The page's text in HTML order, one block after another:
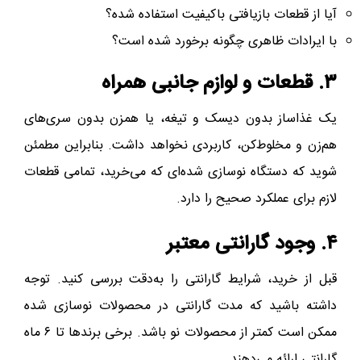
آیا از قطعات بازیافتی باکیفیت استفاده شده؟
با ایرادات ظاهری چگونه برخورد شده است؟
۳. قطعات و لوازم جانبی همراه
یک غذاساز بدون دیسک و تیغه، یا همزن بدون سری‌های
هم‌زن و مخلوط‌کن، کاربردی نخواهد داشت. بنابراین مطمئن
شوید که دستگاه نوسازی شده‌ای که می‌خرید، تمامی قطعات
لازم برای عملکرد صحیح را دارد.
۴. وجود گارانتی معتبر
قبل از خرید، شرایط گارانتی را به‌دقت بررسی کنید. توجه
داشته باشید که مدت گارانتی در محصولات نوسازی شده
ممکن است کمتر از محصولات نو باشد. برخی برندها تا ۶ ماه